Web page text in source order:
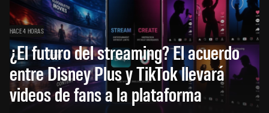
HACE 4 HORAS
¿El futuro del streaming? El acuerdo
entre Disney Plus y TikTok llevará
videos de fans a la plataforma